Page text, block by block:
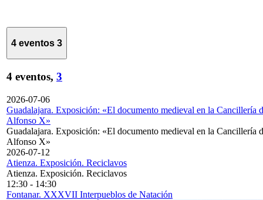
4 eventos 3
4 eventos, 3
2026-07-06
Guadalajara. Exposición: «El documento medieval en la Cancillería
Alfonso X»
Guadalajara. Exposición: «El documento medieval en la Cancillería
Alfonso X»
2026-07-12
Atienza. Exposición. Reciclavos
Atienza. Exposición. Reciclavos
12:30 - 14:30
Fontanar. XXXVII Interpueblos de Natación